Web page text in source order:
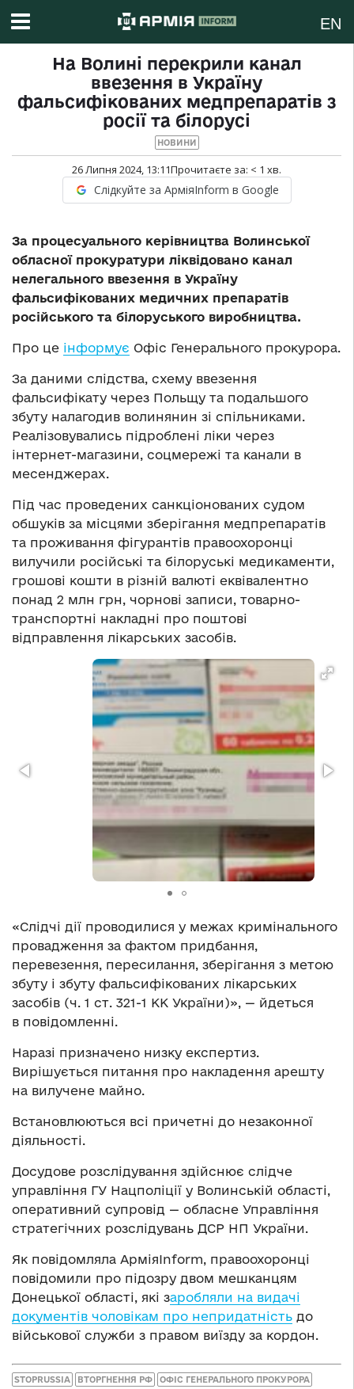
EN
На Волині перекрили канал
ввезення в Україну
фальсифікованих медпрепаратів з
росії та білорусі
НОВИНИ
26 Липня 2024, 13:11Прочитаєте за: < 1 хв.
Слідкуйте за АрміяInform в Google
За процесуального керівництва Волинської
обласної прокуратури ліквідовано канал
нелегального ввезення в Україну
фальсифікованих медичних препаратів
російського та білоруського виробництва.
Про це інформує Офіс Генерального прокурора.
За даними слідства, схему ввезення
фальсифікату через Польщу та подальшого
збуту налагодив волинянин зі спільниками.
Реалізовувались підроблені ліки через
інтернет-магазини, соцмережі та канали в
месенджерах.
Під час проведених санкціонованих судом
обшуків за місцями зберігання медпрепаратів
та проживання фігурантів правоохоронці
вилучили російські та білоруські медикаменти,
грошові кошти в різній валюті еквівалентно
понад 2 млн грн, чорнові записи, товарно-
транспортні накладні про поштові
відправлення лікарських засобів.
«Слідчі дії проводилися у межах кримінального
провадження за фактом придбання,
перевезення, пересилання, зберігання з метою
збуту і збуту фальсифікованих лікарських
засобів (ч. 1 ст. 321-1 КК України)», — йдеться
в повідомленні.
Наразі призначено низку експертиз.
Вирішується питання про накладення арешту
на вилучене майно.
Встановлюються всі причетні до незаконної
діяльності.
Досудове розслідування здійснює слідче
управління ГУ Нацполіції у Волинській області,
оперативний супровід — обласне Управління
стратегічних розслідувань ДСР НП України.
Як повідомляла АрміяInform, правоохоронці
повідомили про підозру двом мешканцям
Донецької області, які заробляли на видачі
документів чоловікам про непридатність до
військової служби з правом виїзду за кордон.
STOPRUSSIA ВТОРГНЕННЯ РФ ОФІС ГЕНЕРАЛЬНОГО ПРОКУРОРА